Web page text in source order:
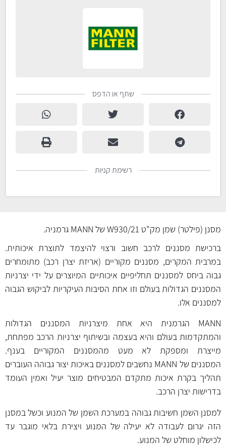
שתף או הדפס
רשימת קניות
מסנן (פילטר) שמן מק"ט W930/21 של MANN גרמניה.
ברכישת מסננים לרכב חשוב ורצוי להיצמד לתוצרת איכותית.
במרבית המקרים, מסננים מקוריים (אריזת יצרן רכב) מתומחרים
גבוה ביחס למסננים תחליפיים איכותיים המיוצרים על ידי יצרניות
המסננים הגדולות בעולם וזו אחת הסיבות העיקריות לביקוש הגבוה
למסננים אלו.
MANN הגרמנית היא אחת מיצרניות המסננים הגדולות
והמתקדמות בעולם והיא בעצמה ובשיתוף יצרניות הרכב מפתחת,
מייצרת ומספקת לא מעט מהמסננים המקוריים בענף.
המסננים של MANN נחשבים למסננים באיכות יצור גבוהה העוברים
תהליך בקרת איכות מתקדם המבטיחים מוצר יעיל ואמין העומד
בדרישות יצרן הרכב.
למסנן השמן חשיבות גבוהה במערכת השמן של המנוע וכשל במסנן
הזה יגרום לעבודה לא יעילה של המנוע ויצירת בלאי מוגבר עד
לכישלון מוחלט של המנוע.